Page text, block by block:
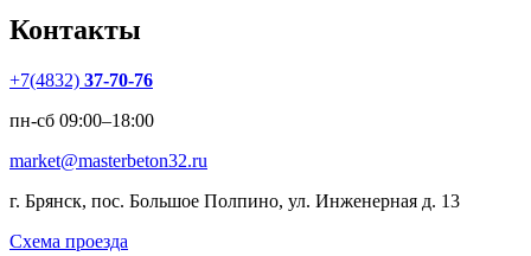
Контакты
+7(4832) 37-70-76
пн-сб 09:00–18:00
market@masterbeton32.ru
г. Брянск, пос. Большое Полпино, ул. Инженерная д. 13
Схема проезда